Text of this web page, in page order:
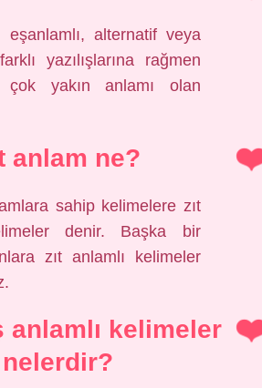
eşanlamlı, alternatif veya
yazılışlarına rağmen
çok yakın anlamı olan
anlam ne?
sahip kelimelere zıt
denir. Başka bir
zıt anlamlı kelimeler
anlamlı kelimeler
nelerdir?